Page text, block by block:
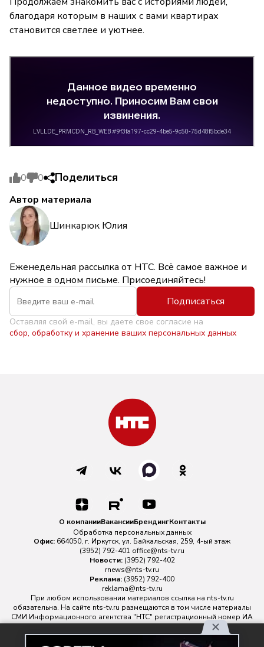
благодаря которым в наших с вами квартирах
становится светлее и уютнее.
0 0 Поделиться
Автор материала
Шинкарюк Юлия
Еженедельная рассылка от НТС. Всё самое важное и
нужное в одном письме. Присоединяйтесь!
Подписаться
Оставляя свой e-mail, вы даете свое согласие на
сбор, обработку и хранение ваших персональных данных
О компанииВакансииБрендингКонтакты
Обработка персональных данных
Офис: 664050, г. Иркутск, ул. Байкальская, 259, 4-ый этаж
(3952) 792-401 office@nts-tv.ru
Новости: (3952) 792-402
rnews@nts-tv.ru
Реклама: (3952) 792-400
reklama@nts-tv.ru
При любом использовании материалов ссылка на nts-tv.ru
обязательна. На сайте nts-tv.ru размещаются в том числе материалы
СМИ Информационного агентства "НТС" регистрационный номер ИА
№ ФС 77 - 88763 зарегистрировано Федеральной службой по
надзору в сфере связи, информационных технологий и массовых